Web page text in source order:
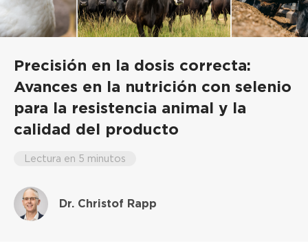
Precisión en la dosis correcta:
Avances en la nutrición con selenio
para la resistencia animal y la
calidad del producto
Lectura en 5 minutos
Dr. Christof Rapp